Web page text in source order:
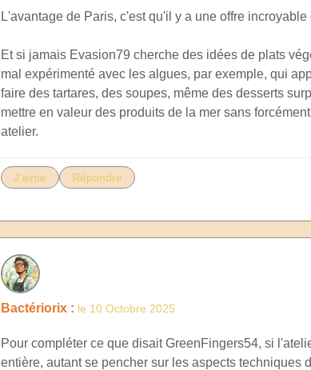
L'avantage de Paris, c'est qu'il y a une offre
Et si jamais Evasion79 cherche des idées de plats
mal expérimenté avec les algues, par exemple, qui
faire des tartares, des soupes, même des desserts
mettre en valeur des produits de la mer sans
J'aime Répondre
Bactériorix : le 10 Octobre 2025
Pour compléter ce que disait GreenFingers54, si
entière, autant se pencher sur les aspects techniques